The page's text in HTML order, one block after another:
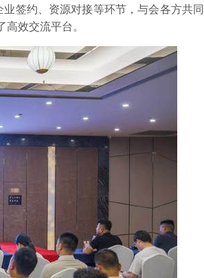
签约、资源对接等环节，与会各方共同
效交流平台。